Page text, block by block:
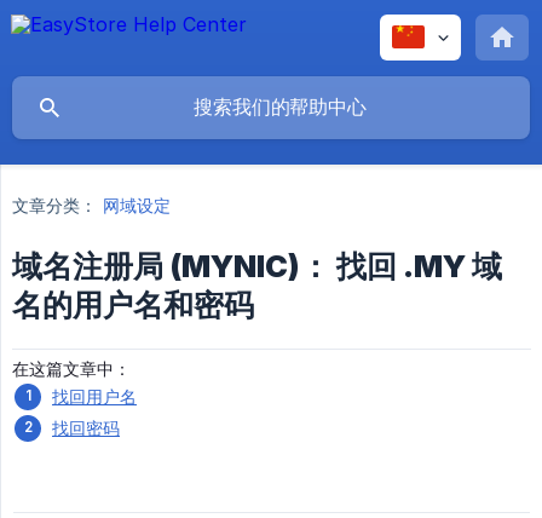
文章分类： 网域设定
域名注册局 (MYNIC)： 找回 .MY 域
名的用户名和密码
在这篇文章中：
找回用户名
找回密码